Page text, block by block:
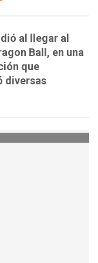
al llegar al
Ball, en una
que
diversas